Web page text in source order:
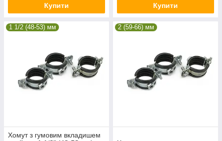
Купити Купити
1 1/2 (48-53) мм
Хомут з гумовим вкладишем
2 (59-66) мм